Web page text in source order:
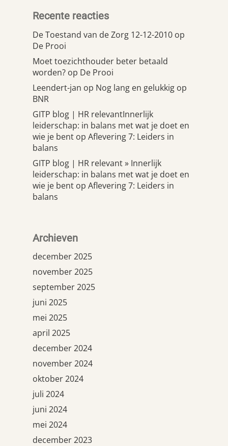
Recente reacties
De Toestand van de Zorg 12-12-2010 op
De Prooi
Moet toezichthouder beter betaald
worden? op De Prooi
Leendert-jan op Nog lang en gelukkig op
BNR
GITP blog | HR relevantInnerlijk
leiderschap: in balans met wat je doet en
wie je bent op Aflevering 7: Leiders in
balans
GITP blog | HR relevant » Innerlijk
leiderschap: in balans met wat je doet en
wie je bent op Aflevering 7: Leiders in
balans
Archieven
december 2025
november 2025
september 2025
juni 2025
mei 2025
april 2025
december 2024
november 2024
oktober 2024
juli 2024
juni 2024
mei 2024
december 2023